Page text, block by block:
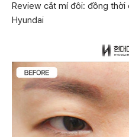
Review cắt mí đôi: đồng
Hyundai